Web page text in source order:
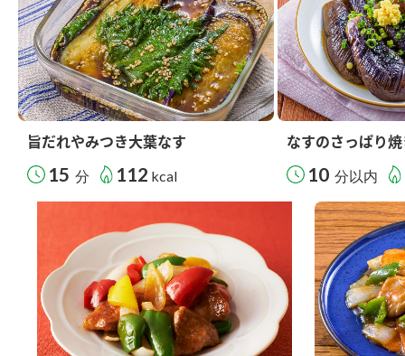
旨だれやみつき大葉なす
15 分 112 kcal
なすのさっぱり
10 分以内